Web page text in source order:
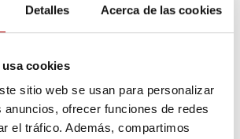
Detalles Acerca de las cookies
cookies
sitio web se usan para personalizar
anuncios, ofrecer funciones de redes
el tráfico. Además, compartimos